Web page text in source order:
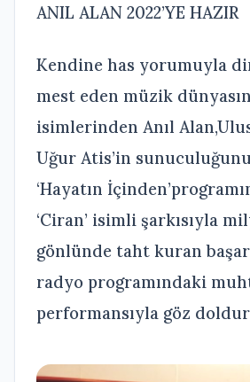
ANIL ALAN 2022’YE HAZIR
Kendine has yorumuyla
mest eden müzik
isimlerinden Anıl
Uğur Atis’in sunuculuğunu
‘Hayatın
‘Ciran’ isimli şarkısıyla
gönlünde taht kuran
radyo programındaki
performansıyla göz